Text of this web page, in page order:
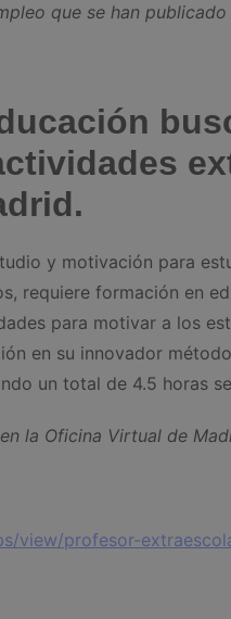
que se han
y motivación para
requiere formación en
para motivar a los
en su innovador
un total de 4.5 horas
la Oficina Virtual de
view/profesor-